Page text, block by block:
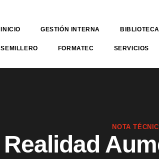
INICIO GESTIÓN INTERNA BIBLIOTECA
SEMILLERO FORMATEC SERVICIOS
NOTA
Realidad